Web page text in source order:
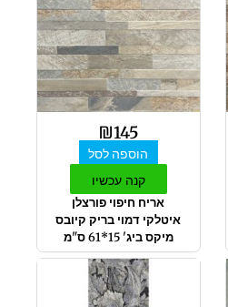
₪145
הוספה לסל
קנה עכשיו
אריח חיפוי פורצלן
איטלקי דמוי בריק קיובס
מיקס ביג' 15*61 ס"מ